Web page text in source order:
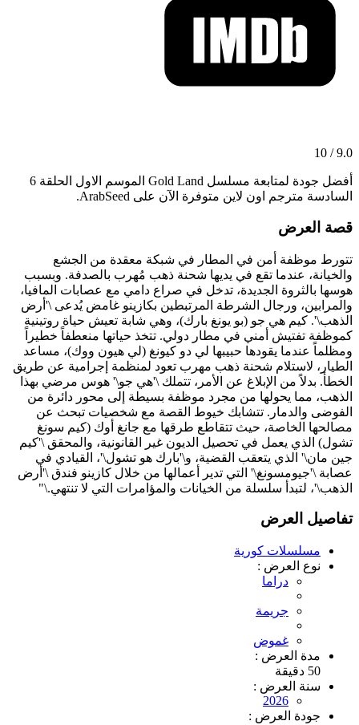
9.0 / 10
أفضل جودة لمتابعة مسلسل Gold Land الموسم الاول الحلقة 6
السادسة مترجم اون لاين متوفرة الآن على ArabSeed.
قصة العرض
تتورط موظفة أمن في المطار في شبكة معقدة من الجشع
والخيانة، عندما تقع في يديها شحنة ذهب مُهرب بالصدفة. وبسبب
هوسها بالثروة الجديدة، تدخل في صراع دامي مع عصابات المافيا،
والمرابين، ورجال الشرطة المرتبطين بكازينو غامض يُدعى \'أرض
الذهب\'. كيم هي جو (بو يونغ بارك)، وهي شابة تعيش حياة روتينية
كموظفة تفتيش أمني في مطار دولي. تتخذ حياتها منعطفاً خطيراً
ومظلماً عندما يقودها حبيبها لي دو كيونغ (لي هيون ووك)، مساعد
الطيار، لاستلام شحنة ذهب مهرب تعود لمنظمة إجرامية عن طريق
الخطأ. بدلاً من الإبلاغ عن الأمر، تتملك \'هي جو\' هوس مرضي بهذا
الذهب، مما يحولها من مجرد موظفة بسيطة إلى محور دائرة من
الفوضى والدمار. تتشابك خيوط القصة مع شخصيات تبحث عن
مصالحها الخاصة، حيث تتقاطع طرقها مع جانغ أوك (كيم سونغ
تشول) الذي يعمل في تحصيل الديون غير القانونية، والمحقق \'كيم
جين مان\' الذي يتعقب القضية، و\'بارك هو تشول\'، القيادي في
عصابة \'جيومسونغ\' التي تدير أعمالها من خلال كازينو فندق \'أرض
الذهب\'، لتبدأ سلسلة من الخيانات والمؤامرات التي لا تنتهي.\"
تفاصيل العرض
مسلسلات كورية
نوع العرض :
دراما
جريمة
غموض
مدة العرض :
50 دقيقة
سنة العرض :
2026
جودة العرض :